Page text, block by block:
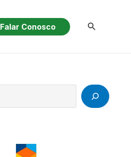
Falar Conosco Pesquisar